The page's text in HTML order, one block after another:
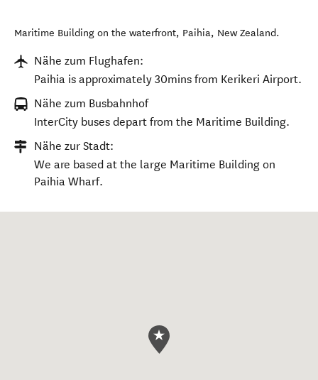
Maritime Building on the waterfront, Paihia, New Zealand.
Nähe zum Flughafen:
Paihia is approximately 30mins from Kerikeri Airport.
Nähe zum Busbahnhof
InterCity buses depart from the Maritime Building.
Nähe zur Stadt:
We are based at the large Maritime Building on
Paihia Wharf.